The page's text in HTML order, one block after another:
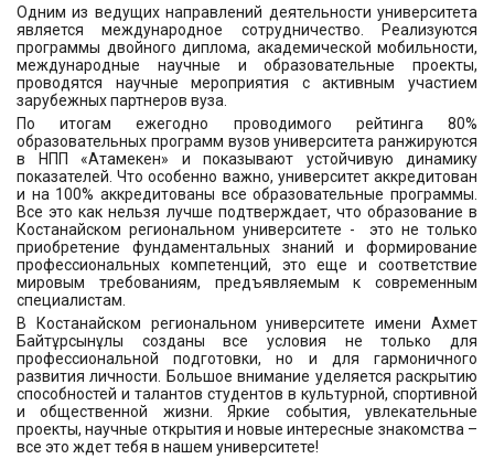
Одним из ведущих направлений деятельности университета
является международное сотрудничество. Реализуются
программы двойного диплома, академической мобильности,
международные научные и образовательные проекты,
проводятся научные мероприятия с активным участием
зарубежных партнеров вуза.
По итогам ежегодно проводимого рейтинга 80%
образовательных программ вузов университета ранжируются
в НПП «Атамекен» и показывают устойчивую динамику
показателей. Что особенно важно, университет аккредитован
и на 100% аккредитованы все образовательные программы.
Все это как нельзя лучше подтверждает, что образование в
Костанайском региональном университете - это не только
приобретение фундаментальных знаний и формирование
профессиональных компетенций, это еще и соответствие
мировым требованиям, предъявляемым к современным
специалистам.
В Костанайском региональном университете имени Ахмет
Байтұрсынұлы созданы все условия не только для
профессиональной подготовки, но и для гармоничного
развития личности. Большое внимание уделяется раскрытию
способностей и талантов студентов в культурной, спортивной
и общественной жизни. Яркие события, увлекательные
проекты, научные открытия и новые интересные знакомства –
все это ждет тебя в нашем университете!